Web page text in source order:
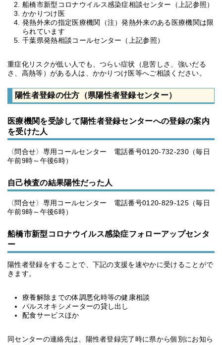
船橋市新型コロナウイルス感染症相談センター（上記参照）
かかりつけ医
発熱外来の指定医療機関（注）発熱外来のある医療機関は限
られています
千葉県発熱相談コールセンター（上記参照）
重症化リスクが低い人でも、つらい症状（息苦しさ、強いだる
さ、高熱等）がある人は、かかりつけ医等へご相談ください。
陽性者登録の仕方（県陽性者登録センター）
医療機関を受診して陽性者登録センターへの登録の案内
を受けた人
〈問合せ〉専用コールセンター 電話番号0120-732-230（毎日
午前9時～午後6時）
自己検査の結果陽性だった人
〈問合せ〉専用コールセンター 電話番号0120-829-125（毎日
午前9時～午後6時）
船橋市新型コロナウイルス感染症フォローアップセンタ
ー
陽性者登録をすることで、下記の支援を速やかに受けることがで
きます。
療養解除までの体調悪化時等の健康相談
パルスオキシメーターの貸し出し
配食サービスほか
同センターの連絡先は、陽性者登録完了時に県から個別にお知ら